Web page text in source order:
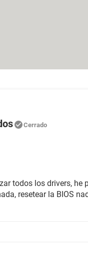
Cerrado
todos los drivers, he
resetear la BIOS